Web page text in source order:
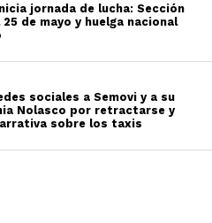
jornada de lucha: Sección
de mayo y huelga nacional
sociales a Semovi y a su
Nolasco por retractarse y
sobre los taxis